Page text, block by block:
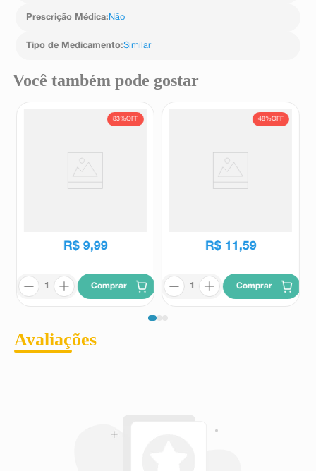
Prescrição Médica: Não
Tipo de Medicamento:Similar
Você também pode gostar
83%OFF
R$ 9,99
Comprar
48%OFF
R$ 11 ,59
Comprar
Avaliações